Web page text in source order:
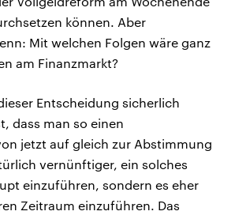
können. Aber
Mit welchen Folgen wäre ganz
am Finanzmarkt?
Entscheidung sicherlich
dass man so einen
jetzt auf gleich zur Abstimmung
vernünftiger, ein solches
einzuführen, sondern es eher
Zeitraum einzuführen. Das